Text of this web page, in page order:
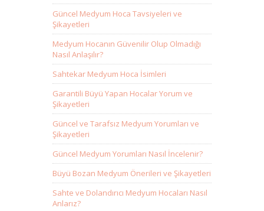
Güncel Medyum Hoca Tavsiyeleri ve
Şikayetleri
Medyum Hocanın Güvenilir Olup Olmadığı
Nasıl Anlaşılır?
Sahtekar Medyum Hoca İsimleri
Garantili Büyü Yapan Hocalar Yorum ve
Şikayetleri
Güncel ve Tarafsız Medyum Yorumları ve
Şikayetleri
Güncel Medyum Yorumları Nasıl İncelenir?
Büyü Bozan Medyum Önerileri ve Şikayetleri
Sahte ve Dolandırıcı Medyum Hocaları Nasıl
Anlarız?